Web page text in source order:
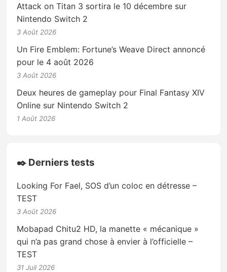
Attack on Titan 3 sortira le 10 décembre sur
Nintendo Switch 2
3 Août 2026
Un Fire Emblem: Fortune’s Weave Direct annoncé
pour le 4 août 2026
3 Août 2026
Deux heures de gameplay pour Final Fantasy XIV
Online sur Nintendo Switch 2
1 Août 2026
✒️ Derniers tests
Looking For Fael, SOS d’un coloc en détresse –
TEST
3 Août 2026
Mobapad Chitu2 HD, la manette « mécanique »
qui n’a pas grand chose à envier à l’officielle –
TEST
31 Juil 2026